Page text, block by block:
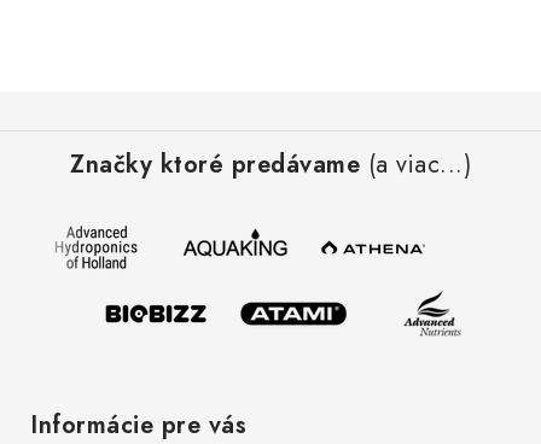
Značky ktoré predávame (a viac...)
Informácie pre vás